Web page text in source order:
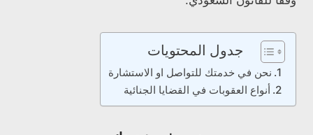
جدول المحتويات
نحن في خدمتك للتواصل او الاستشارة
أنواع العقوبات في القضايا الجنائية